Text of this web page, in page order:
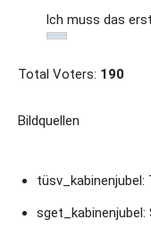
Ich muss das
Total Voters: 190
Bildquellen
tüsv_kabinenjubel: